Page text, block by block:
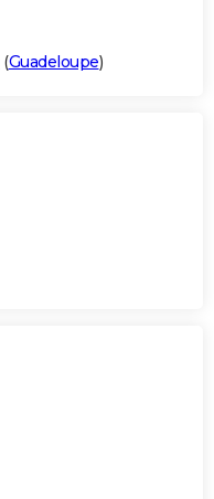
(Guadeloupe)